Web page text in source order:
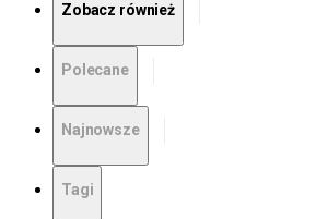
Zobacz również
Polecane
Najnowsze
Tagi